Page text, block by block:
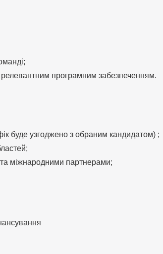
програмним забезпеченням.
буде узгоджено з обраним кандидатом) ;
міжнародними партнерами;